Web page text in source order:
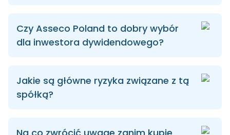
Czy Asseco Poland to dobry wybór
dla inwestora dywidendowego?
Jakie są główne ryzyka związane z tą
spółką?